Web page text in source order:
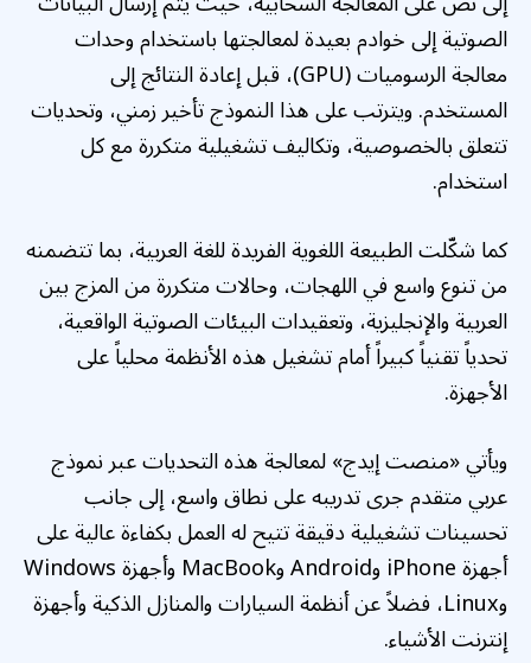
الصوتية إلى خوادم بعيدة لمعالجتها باستخدام وحدات
معالجة الرسوميات (GPU)، قبل إعادة النتائج إلى
المستخدم. ويترتب على هذا النموذج تأخير زمني، وتحديات
تتعلق بالخصوصية، وتكاليف تشغيلية متكررة مع كل
استخدام.
كما شكّلت الطبيعة اللغوية الفريدة للغة العربية، بما تتضمنه
من تنوع واسع في اللهجات، وحالات متكررة من المزج بين
العربية والإنجليزية، وتعقيدات البيئات الصوتية الواقعية،
تحدياً تقنياً كبيراً أمام تشغيل هذه الأنظمة محلياً على
الأجهزة.
ويأتي «منصت إيدج» لمعالجة هذه التحديات عبر نموذج
عربي متقدم جرى تدريبه على نطاق واسع، إلى جانب
تحسينات تشغيلية دقيقة تتيح له العمل بكفاءة عالية على
أجهزة iPhone وAndroid وMacBook وأجهزة Windows
وLinux، فضلاً عن أنظمة السيارات والمنازل الذكية وأجهزة
إنترنت الأشياء.